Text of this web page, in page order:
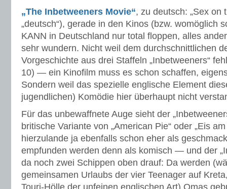
„The Inbetweeners Movie“, zu deutsch: „Sex on
„deutsch“), gerade in den Kinos (bzw. womöglich
KANN in Deutschland nur total floppen, alles
sehr wundern. Nicht weil dem durchschnittlichen
Vorgeschichte aus drei Staffeln „Inbetweeners“
10) — ein Kinofilm muss es schon schaffen,
Sondern weil das spezielle englische Element
jugendlichen) Komödie hier überhaupt nicht
Für das unbewaffnete Auge sieht der
britische Variante von „American Pie“ oder „Eis
hierzulande ja ebenfalls schon eher als
empfunden werden denn als komisch — und der
da noch zwei Schippen oben drauf: Da werden
gemeinsamen Urlaubs der vier Teenager auf
Touri-Hölle der unfeinen englischen Art) Omas